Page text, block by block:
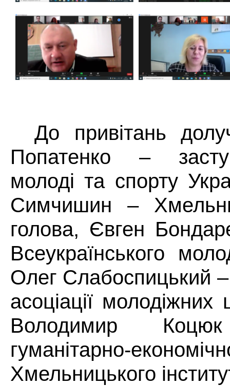
До привітань
Попатенко –
молоді та спорту
Симчишин –
голова, Євген
Всеукраїнського
Олег Слабоспицький
асоціації молодіжних
Володимир
гуманітарно-
Хмельницького